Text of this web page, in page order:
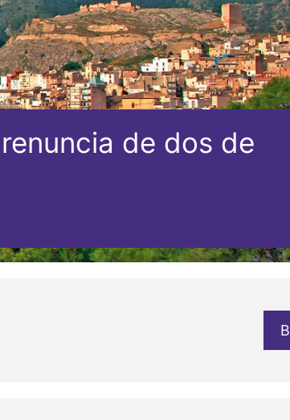
de dos de